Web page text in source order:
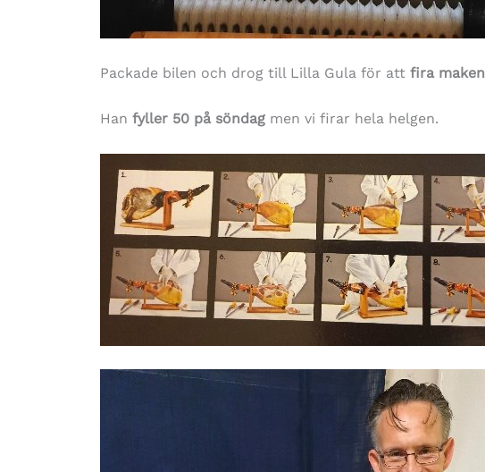
Packade bilen och drog till Lilla Gula för att fira maken
Han fyller 50 på söndag men vi firar hela helgen.